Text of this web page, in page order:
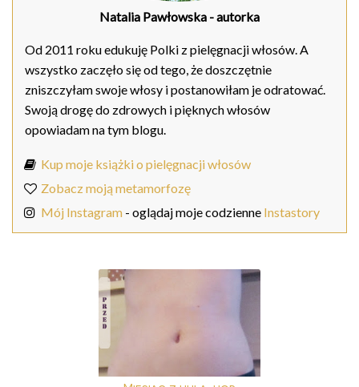
Natalia Pawłowska - autorka
Od 2011 roku edukuję Polki z pielęgnacji włosów. A
wszystko zaczęło się od tego, że doszczętnie
zniszczyłam swoje włosy i postanowiłam je odratować.
Swoją drogę do zdrowych i pięknych włosów
opowiadam na tym blogu.
Kup moje książki o pielęgnacji włosów
Zobacz moją metamorfozę
Mój Instagram - oglądaj moje codzienne Instastory